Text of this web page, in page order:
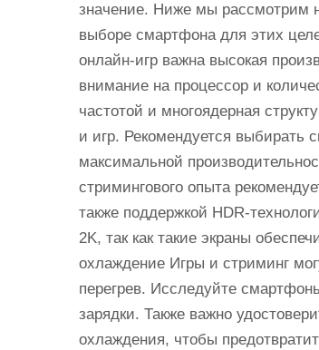
значение. Ниже мы рассмотрим
выборе смартфона для этих
онлайн-игр важна высокая
внимание на процессор и
частотой и многоядерная
и игр. Рекомендуется
максимальной
стримингового опыта
также поддержкой HDR-
2K, так как такие экраны
охлаждение Игры и стриминг
перегрев. Исследуйте
зарядки. Также важно
охлаждения, чтобы